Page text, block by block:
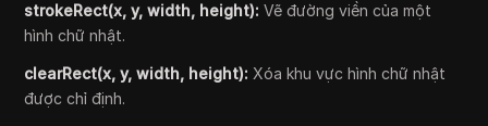
strokeRect(x, y, width, height):Vẽ đường viền của một
hình chữ nhật.
clearRect(x, y, width, height): Xóa khu vực hình chữ nhật
được chỉ định.